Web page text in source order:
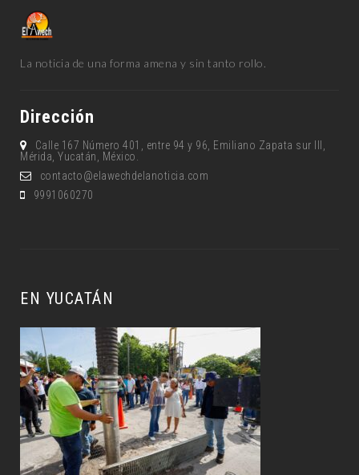
La noticia de una forma amena y sin tanto rollo.
Dirección
Calle 167 Número 401, entre 94 y 96, Emiliano Zapata sur lll,
Mérida, Yucatán, México.
contacto@elawechdelanoticia.com
9991060270
EN YUCATÁN